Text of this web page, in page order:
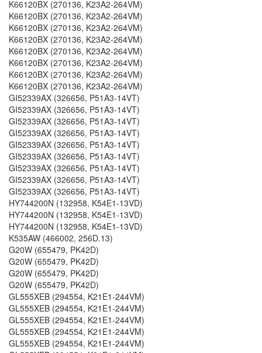
K66120BX (270136, K23A2-264VM)
K66120BX (270136, K23A2-264VM)
K66120BX (270136, K23A2-264VM)
K66120BX (270136, K23A2-264VM)
K66120BX (270136, K23A2-264VM)
K66120BX (270136, K23A2-264VM)
K66120BX (270136, K23A2-264VM)
K66120BX (270136, K23A2-264VM)
GI52339AX (326656, P51A3-14VT)
GI52339AX (326656, P51A3-14VT)
GI52339AX (326656, P51A3-14VT)
GI52339AX (326656, P51A3-14VT)
GI52339AX (326656, P51A3-14VT)
GI52339AX (326656, P51A3-14VT)
GI52339AX (326656, P51A3-14VT)
GI52339AX (326656, P51A3-14VT)
GI52339AX (326656, P51A3-14VT)
HY744200N (132958, K54E1-13VD)
HY744200N (132958, K54E1-13VD)
HY744200N (132958, K54E1-13VD)
K535AW (466002, 256D.13)
G20W (655479, PK42D)
G20W (655479, PK42D)
G20W (655479, PK42D)
G20W (655479, PK42D)
GL555XEB (294554, K21E1-244VM)
GL555XEB (294554, K21E1-244VM)
GL555XEB (294554, K21E1-244VM)
GL555XEB (294554, K21E1-244VM)
GL555XEB (294554, K21E1-244VM)